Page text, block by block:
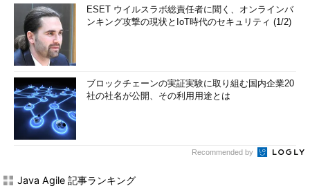
ESET ウイルスラボ総責任者に聞く、オンラインバ
ンキング攻撃の現状とIoT時代のセキュリティ (1/2)
ブロックチェーンの実証実験に取り組む国内企業20
社の社名が公開、その利用用途とは
Recommended by
Java Agile 記事ランキング